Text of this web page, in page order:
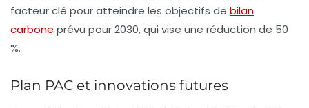
facteur clé pour atteindre les objectifs de bilan
carbone prévu pour 2030, qui vise une réduction de 50
%.
Plan PAC et innovations futures